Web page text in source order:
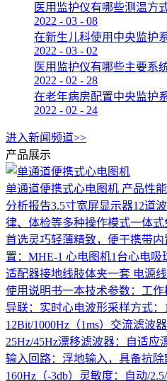
医用监护仪有哪些测温方
2022 - 03 - 08
在新生儿科使用中央监护
2022 - 03 - 02
医用监护仪有哪些主要系
2022 - 02 - 28
在老年病房配置中央监护
2022 - 02 - 24
进入新闻频道>>
产品展示
单通道便携式心电图机 产品性
分析报告3.5寸宽屏显示器12道
律、体检等多种操作模式一体
首选灵巧轻薄精致，便于携带
置：MHE-1 心电图机1台心电
适配器接地线肢体夹一套 电源
使用说明书一本技术参数：工
导联：实时心电波形采样方式：
12Bit/1000Hz（1ms）交流滤波
25Hz/45Hz漂移滤波器：自适应
输入回路：浮地输入，具备抗
160Hz（-3db）灵敏度：自动/